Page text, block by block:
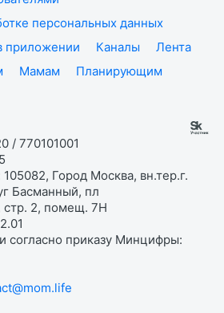
персональных данных
приложении Каналы
Лента
Мамам
Планирующим
/ 770101001
Город Москва, вн.тер.г.
Басманный, пл
стр. 2, помещ. 7Н
согласно приказу Минцифры: